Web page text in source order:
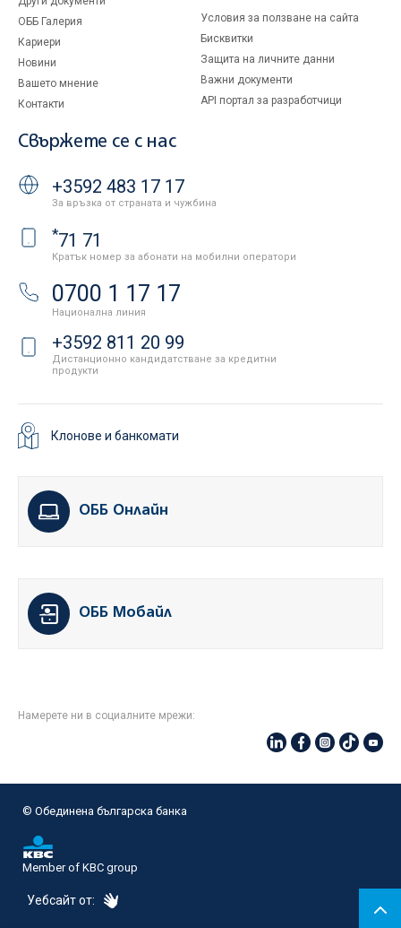
ОББ Галерия
Кариери
Новини
Вашето мнение
Контакти
Условия за ползване на сайта
Бисквитки
Защита на личните данни
Важни документи
API портал за разработчици
Свържете се с нас
+3592 483 17 17
За връзка от страната и чужбина
*71 71
Кратък номер за абонати на мобилни оператори
0700 1 17 17
Национална линия
+3592 811 20 99
Дистанционно кандидатстване за кредитни
продукти
Клонове и банкомати
ОББ Онлайн
ОББ Мобайл
Намерете ни в социалните мрежи:
© Oбединена българска банка
Member of KBC group
Уебсайт от: eDesign